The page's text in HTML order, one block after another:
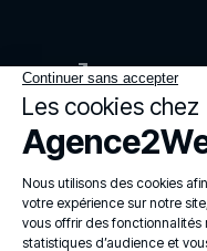
LinkedIn
Instagram
agence2web© 2026
Politique de confidentialité